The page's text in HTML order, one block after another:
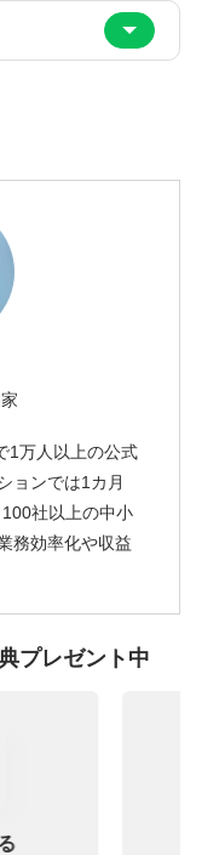
1万人以上の公式
ョンでは1カ月
社以上の中小
務効率化や収益
プレゼント中